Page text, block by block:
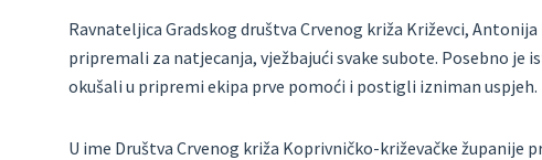
Ravnateljica Gradskog društva Crvenog križa Križevci,
pripremali za natjecanja, vježbajući svake subote. Posebno je
okušali u pripremi ekipa prve pomoći i postigli izniman uspjeh.
U ime Društva Crvenog križa Koprivničko-križevačke županije